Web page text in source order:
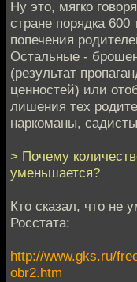
Ну это, мягко
стране порядка
попечения
Остальные -
(результат
ценностей) или
лишения тех
наркоманы,
> Почему
уменьшается?
Кто сказал, что не
Росстата:
http://www.gks.ru/
obr2.htm